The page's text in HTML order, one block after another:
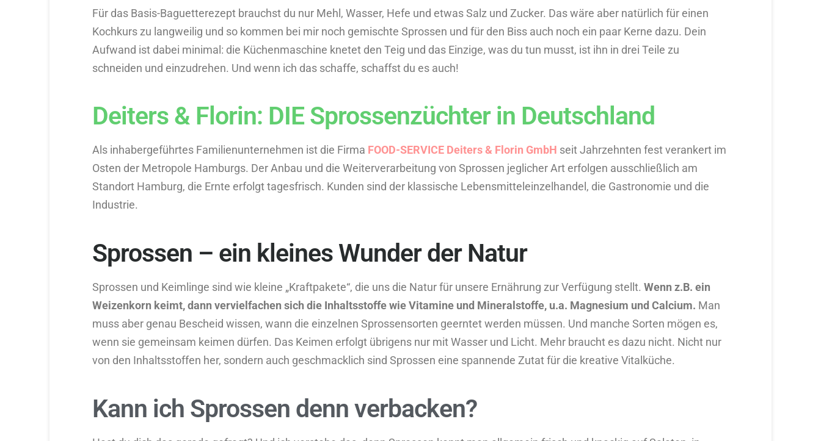
Für das Basis-Baguetterezept brauchst du nur Mehl, Wasser, Hefe und etwas Salz und Zucker. Das wäre aber natürlich für einen
Kochkurs zu langweilig und so kommen bei mir noch gemischte Sprossen und für den Biss auch noch ein paar Kerne dazu. Dein
Aufwand ist dabei minimal: die Küchenmaschine knetet den Teig und das Einzige, was du tun musst, ist ihn in drei Teile zu
schneiden und einzudrehen. Und wenn ich das schaffe, schaffst du es auch!
Deiters & Florin: DIE Sprossenzüchter in Deutschland
Als inhabergeführtes Familienunternehmen ist die Firma FOOD-SERVICE Deiters & Florin GmbH seit Jahrzehnten fest verankert im
Osten der Metropole Hamburgs. Der Anbau und die Weiterverarbeitung von Sprossen jeglicher Art erfolgen ausschließlich am
Standort Hamburg, die Ernte erfolgt tagesfrisch. Kunden sind der klassische Lebensmitteleinzelhandel, die Gastronomie und die
Industrie.
Sprossen – ein kleines Wunder der Natur
Sprossen und Keimlinge sind wie kleine „Kraftpakete“, die uns die Natur für unsere Ernährung zur Verfügung stellt. Wenn z.B. ein
Weizenkorn keimt, dann vervielfachen sich die Inhaltsstoffe wie Vitamine und Mineralstoffe, u.a. Magnesium und Calcium. Man
muss aber genau Bescheid wissen, wann die einzelnen Sprossensorten geerntet werden müssen. Und manche Sorten mögen es,
wenn sie gemeinsam keimen dürfen. Das Keimen erfolgt übrigens nur mit Wasser und Licht. Mehr braucht es dazu nicht. Nicht nur
von den Inhaltsstoffen her, sondern auch geschmacklich sind Sprossen eine spannende Zutat für die kreative Vitalküche.
Kann ich Sprossen denn verbacken?